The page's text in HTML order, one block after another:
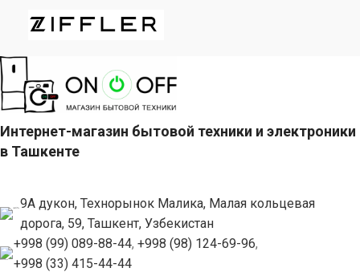
Интернет-магазин бытовой техники и электроники
в Ташкенте
9А дукон, Технорынок Малика, Малая кольцевая
дорога, 59, Ташкент, Узбекистан
+998 (99) 089-88-44, +998 (98) 124-69-96,
+998 (33) 415-44-44